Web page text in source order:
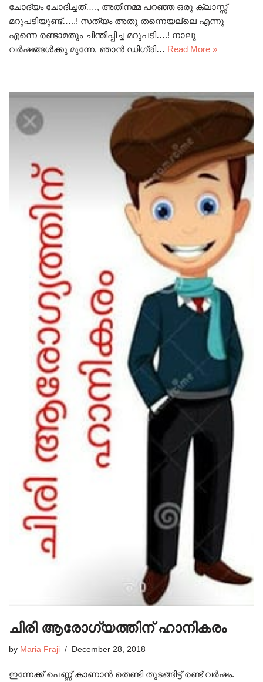
ചോദ്യം ചോദിച്ചത്…., അതിനമ്മ പറഞ്ഞ ഒരു ക്ലാസ്സ്
മറുപടിയുണ്ട്…..! സത്യം അതു തന്നെയല്ലെ എന്നു
എന്നെ രണ്ടാമതും ചിന്തിപ്പിച്ച മറുപടി….! നാലു
വർഷങ്ങൾക്കു മുന്നേ, ഞാൻ ഡിഗ്രി… Read More »
ചിരി ആരോഗ്യത്തിന് ഹാനികരം
by Maria Fraji December 28, 2018
ഇന്നേക്ക് പെണ്ണ് കാണാൻ തെണ്ടി തുടങ്ങിട്ട് രണ്ട് വർഷം.